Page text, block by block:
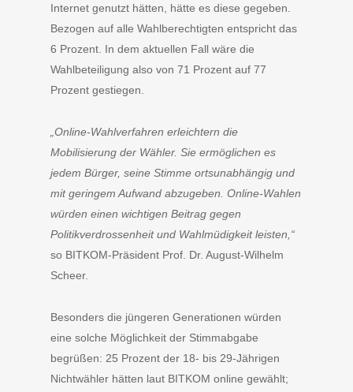
Internet genutzt hätten, hätte es diese gegeben.
Bezogen auf alle Wahlberechtigten entspricht das
6 Prozent. In dem aktuellen Fall wäre die
Wahlbeteiligung also von 71 Prozent auf 77
Prozent gestiegen.
„Online-Wahlverfahren erleichtern die
Mobilisierung der Wähler. Sie ermöglichen es
jedem Bürger, seine Stimme ortsunabhängig und
mit geringem Aufwand abzugeben. Online-Wahlen
würden einen wichtigen Beitrag gegen
Politikverdrossenheit und Wahlmüdigkeit leisten,“
so BITKOM-Präsident Prof. Dr. August-Wilhelm
Scheer.
Besonders die jüngeren Generationen würden
eine solche Möglichkeit der Stimmabgabe
begrüßen: 25 Prozent der 18- bis 29-Jährigen
Nichtwähler hätten laut BITKOM online gewählt;